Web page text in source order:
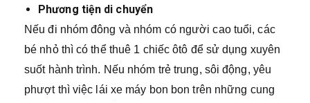
Phương tiện di chuyển
Nếu đi nhóm đông và nhóm có người cao tuổi, các
bé nhỏ thì có thể thuê 1 chiếc ôtô để sử dụng xuyên
suốt hành trình. Nếu nhóm trẻ trung, sôi động, yêu
phượt thì việc lái xe máy bon bon trên những cung